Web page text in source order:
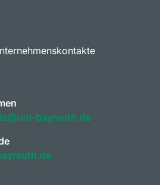
bayreuth.de